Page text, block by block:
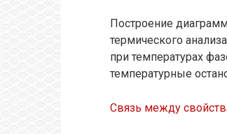
Построение
термического
при температурах
температурные
Связь между